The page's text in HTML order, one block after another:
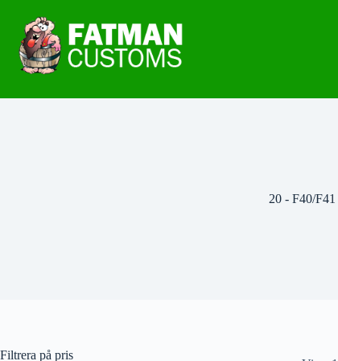
20 - F40/F41
Filtrera på pris